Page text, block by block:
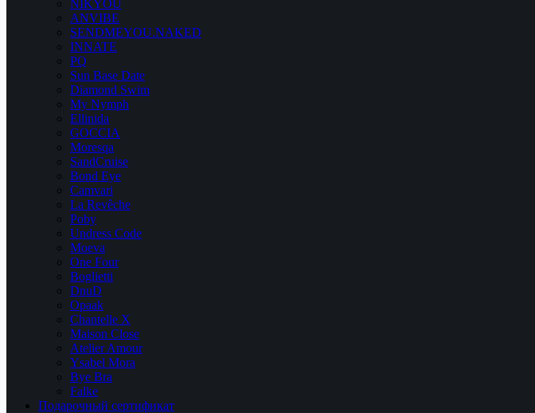
NIKYOU
ANVIBE
SENDMEYOU.NAKED
INNATE
PQ
Sun Base Date
Diamond Swim
My Nymph
Ellinida
GOCCIA
Moresqa
SandCruise
Bond Eye
Camvari
La Revêche
Poby
Undress Code
Moeva
One Four
Boglietti
DnuD
Opaak
Chantelle X
Maison Close
Atelier Amour
Ysabel Mora
Bye Bra
Falke
Подарочный сертификат